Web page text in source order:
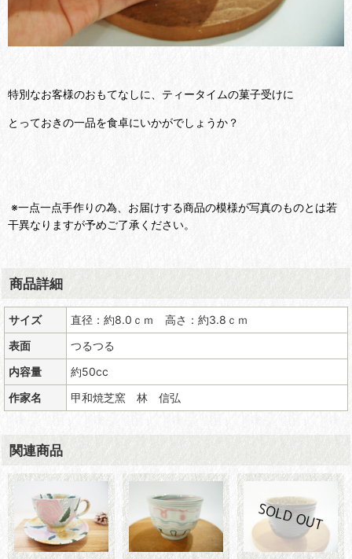
特別なお客様のおもてなしに、ティータイムの菓子受けに
とっておきの一品を食卓にいかがでしょうか？
※一点一点手作りの為、お届けする商品の模様が写真のものとは若
干異なりますが予めご了承ください。
商品詳細
サイズ
直径：約8.0ｃｍ 高さ：約3.8ｃｍ
表面
つるつる
内容量
約50cc
作家名
甲和焼芝窯 林 信弘
関連商品